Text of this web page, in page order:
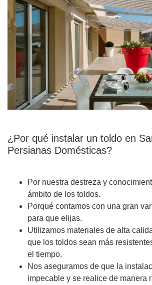
¿Por qué instalar un toldo en
Persianas Domésticas?
Por nuestra destreza y
ámbito de los toldos.
Porqué contamos con una gran
para que elijas.
Utilizamos materiales de alta
que los toldos sean más
el tiempo.
Nos aseguramos de que la
impecable y se realice de manera